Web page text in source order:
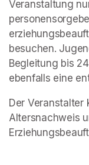
Veranstaltung
besuchen.
Begleitung bis
ebenfalls eine
Der Veranstalter
Altersnachweis